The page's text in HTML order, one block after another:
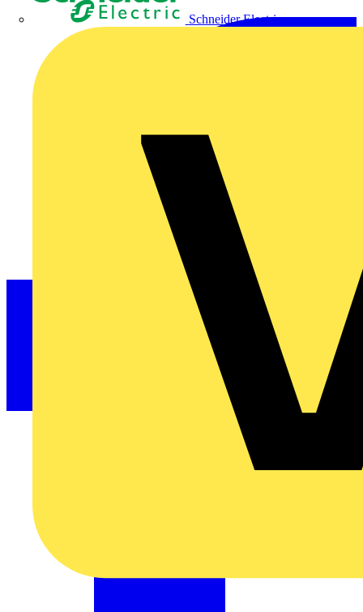
Schneider Electric